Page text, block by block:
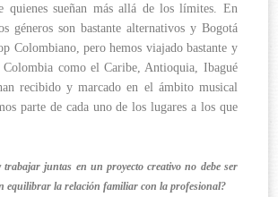
quienes sueñan más allá de los límites. En
géneros son bastante alternativos y Bogotá
Colombiano, pero hemos viajado bastante y
Colombia como el Caribe, Antioquia, Ibagué
recibido y marcado en el ámbito musical
parte de cada uno de los lugares a los que
trabajar juntas en un proyecto creativo no debe ser
equilibrar la relación familiar con la profesional?